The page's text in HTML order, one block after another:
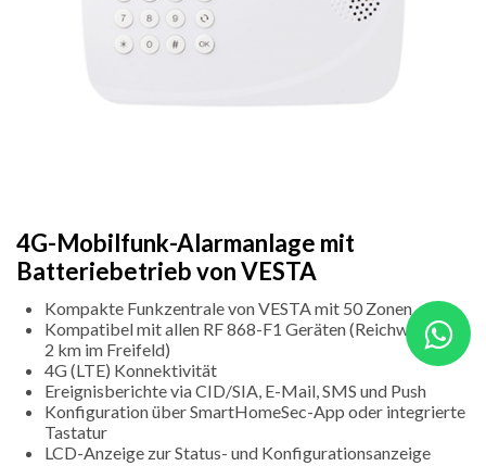
4G-Mobilfunk-Alarmanlage mit
Batteriebetrieb von VESTA
Kompakte Funkzentrale von VESTA mit 50 Zonen
Kompatibel mit allen RF 868-F1 Geräten (Reichweite bis
2 km im Freifeld)
4G (LTE) Konnektivität
Ereignisberichte via CID/SIA, E-Mail, SMS und Push
Konfiguration über SmartHomeSec-App oder integrierte
Tastatur
LCD-Anzeige zur Status- und Konfigurationsanzeige